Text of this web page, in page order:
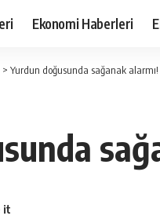
Ekonomi Haberleri
> Yurdun doğusunda sağanak alarmı!